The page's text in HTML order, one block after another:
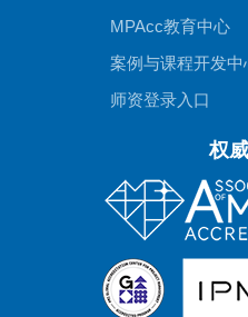
MPAcc教育中心
案例与课程开发中
师资登录入口
权